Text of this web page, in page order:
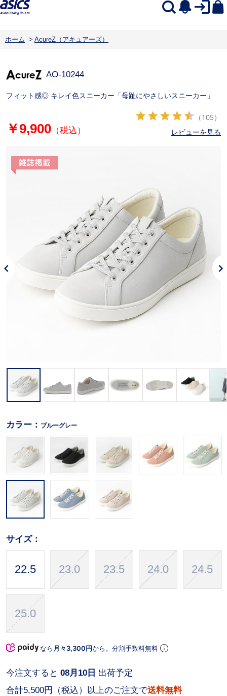
ホーム > AcureZ（アキュアーズ）
AO-10244
フィット感◎ キレイ色スニーカー「母趾にやさしいスニーカー」
￥9,900（税込）
（105）
レビューを見る
カラー： ブルーグレー
サイズ：
22.5 23.0 23.5 24.0 24.5
25.0
なら 月々3,300円から。分割手数料無料
合計5,500円（税込）以上のご注文で送料無料
今注文すると 08月10日 出荷予定